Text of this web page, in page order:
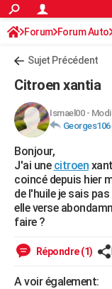
ACTUALITÉS
Politique
Société
Faits Divers
Education
Monde
Villes
+
FINANCE
Retraite
Impôts
Epargne
Immobilier
Risques naturels par
Banque
Assurance
Crédit
AUTO
Essais
Réserver un essai
Citadines
Berlines
SUV
Forum auto
+HIGH-TECH
Mobiles
Meilleur smartphone
Internet
Ordinateurs
Jeux vidéo
Guide high-tech
+BRICOLAGE
Forum
Aménagement intérieur
Extérieur
Cuisine
Salle de bains
Jardinage
Rangement
WEEK-END
Guides de France
Escapades
Patrimoine
Expositions
Musées
Week-end nature
LIFESTYLE
SANTE
Forum Forum Auto
Sujet Précédent
Citroen xantia
Ismael00-
Georges106
Bonjour,
J'ai une citroen
coincé depuis hier
de l'huile je sais
elle verse
faire ?
Répondre (1)
A voir également: